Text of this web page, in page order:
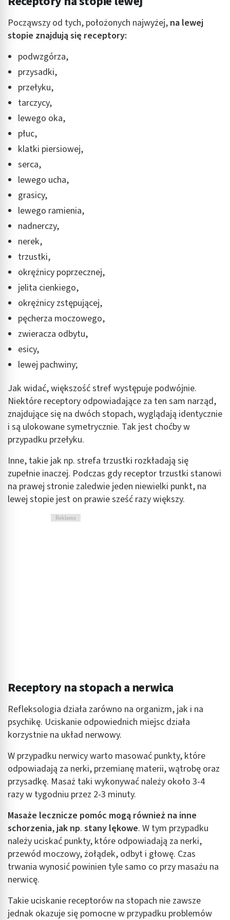
Począwszy od tych, położonych najwyżej, na lewej
stopie znajdują się receptory:
podwzgórza,
przysadki,
przełyku,
tarczycy,
lewego oka,
płuc,
klatki piersiowej,
serca,
lewego ucha,
grasicy,
lewego ramienia,
nadnerczy,
nerek,
trzustki,
okrężnicy poprzecznej,
jelita cienkiego,
okrężnicy zstępującej,
pęcherza moczowego,
zwieracza odbytu,
esicy,
lewej pachwiny;
Jak widać, większość stref występuje podwójnie.
Niektóre receptory odpowiadające za ten sam narząd,
znajdujące się na dwóch stopach, wyglądają identycznie
i są ulokowane symetrycznie. Tak jest choćby w
przypadku przełyku.
Inne, takie jak np. strefa trzustki rozkładają się
zupełnie inaczej. Podczas gdy receptor trzustki stanowi
na prawej stronie zaledwie jeden niewielki punkt, na
lewej stopie jest on prawie sześć razy większy.
Reklama
Receptory na stopach a nerwica
Refleksologia działa zarówno na organizm, jak i na
psychikę. Uciskanie odpowiednich miejsc działa
korzystnie na układ nerwowy.
W przypadku nerwicy warto masować punkty, które
odpowiadają za nerki, przemianę materii, wątrobę oraz
przysadkę. Masaż taki wykonywać należy około 3-4
razy w tygodniu przez 2-3 minuty.
Masaże lecznicze pomóc mogą również na inne
schorzenia, jak np. stany lękowe. W tym przypadku
należy uciskać punkty, które odpowiadają za nerki,
przewód moczowy, żołądek, odbyt i głowę. Czas
trwania wynosić powinien tyle samo co przy masażu na
nerwicę.
Takie uciskanie receptorów na stopach nie zawsze
jednak okazuje się pomocne w przypadku problemów